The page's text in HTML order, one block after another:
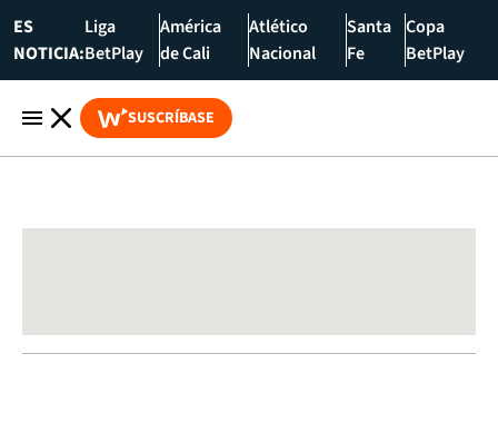
ES
NOTICIA:
Liga
BetPlay
América
de Cali
Atlético
Nacional
Santa
Fe
Copa
BetPlay
SUSCRÍBASE